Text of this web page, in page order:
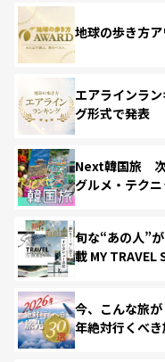
地球の歩き方
エアラインラ
グ形式で発表
Next韓国旅 次
グルメ・テクニ
旬な“あの人”
載 MY TRAVEL
今、こんな旅
年絶対行くべ